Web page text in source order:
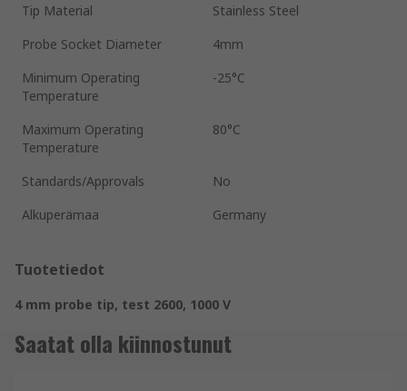
Tip Material
Stainless Steel
Probe Socket Diameter
4mm
Minimum Operating
Temperature
-25°C
Maximum Operating
Temperature
80°C
Standards/Approvals
No
Alkuperämaa
Germany
Tuotetiedot
4 mm probe tip, test 2600, 1000 V
Saatat olla kiinnostunut